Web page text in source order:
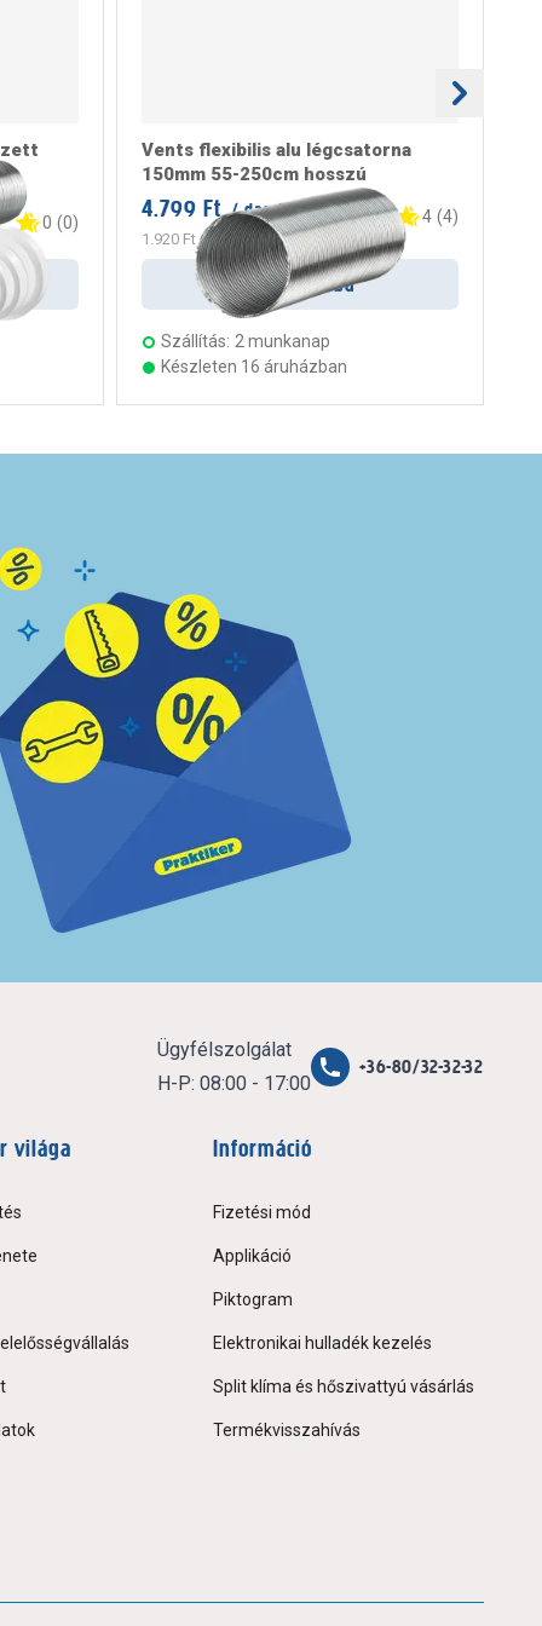
0 (0)
Vents flexibilis alu légcsatorna
150mm 55-250cm hosszú
4.799 Ft / darab
1.920 Ft/ m
4 (4)
Kosárba
Szállítás: 2 munkanap
Készleten 16 áruházban
Ügyfélszolgálat
H-P: 08:00 - 17:00
+36-80/32-32-32
világa Információ
Fizetési mód
Applikáció
Piktogram
Elektronikai hulladék kezelés
Split klíma és hőszivattyú vásárlás
Termékvisszahívás